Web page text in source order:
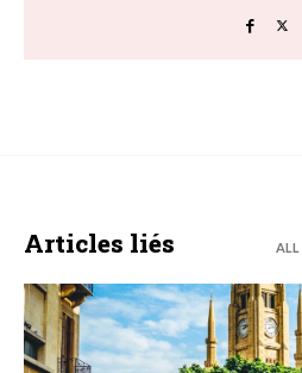
Articles liés ALL